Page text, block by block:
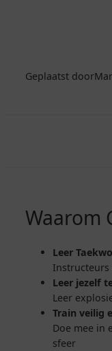
Geplaatst door
Waarom
Leer
Leer jezelf
Leer
Train veilig
Doe mee in
sfeer